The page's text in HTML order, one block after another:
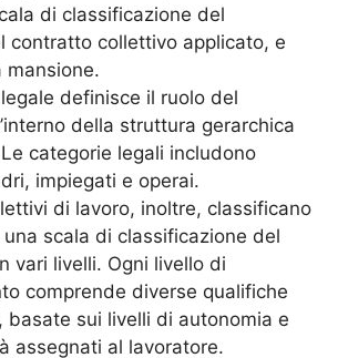
di classificazione del
contratto collettivo applicato, e
mansione.
definisce il ruolo del
della struttura gerarchica
Le categorie legali includono
impiegati e operai.
di lavoro, inoltre, classificano
scala di classificazione del
vari livelli. Ogni livello di
comprende diverse qualifiche
basate sui livelli di autonomia e
assegnati al lavoratore.